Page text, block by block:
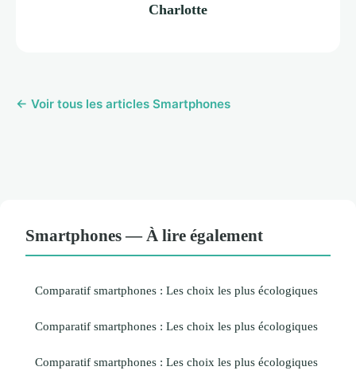
Charlotte
← Voir tous les articles Smartphones
Smartphones — À lire également
Comparatif smartphones : Les choix les plus écologiques
Comparatif smartphones : Les choix les plus écologiques
Comparatif smartphones : Les choix les plus écologiques